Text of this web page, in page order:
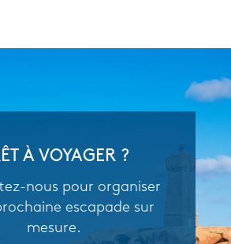
À VOYAGER ?
nous pour organiser
escapade sur
mesure.